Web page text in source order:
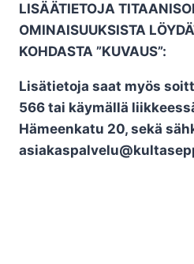
LISÄÄTIETOJA
OMINAISUUKSISTA
KOHDASTA ”KUVAUS”:
Lisätietoja saat myös
566 tai käymällä
Hämeenkatu 20, sekä